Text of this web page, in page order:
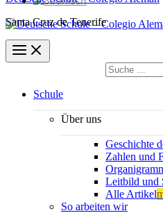
Santa Cruz de Tenerife
Suchen
nach:
Schule
Über uns
Geschichte
Zahlen und
Leitbild und
Alle Artikel
So arbeiten wir